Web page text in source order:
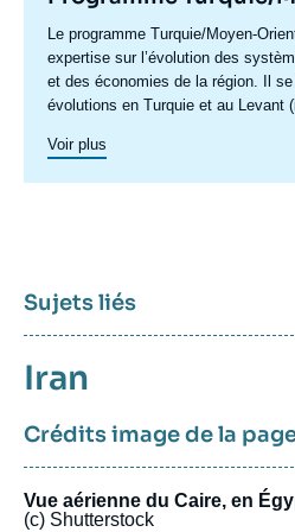
Accroche
centre
Le programme Turquie/Moyen-
expertise sur l’évolution des
et des économies de la région. Il
évolutions en Turquie et au Levant
recompositions diplomatiques), et
Voir plus
Sujets liés
Sujets
associés
Iran
Crédits image de la
Vue aérienne du Caire, en
(c) Shutterstock